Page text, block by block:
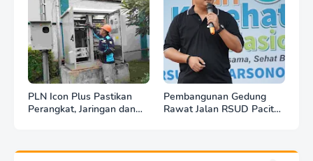
PLN Icon Plus Pastikan
Perangkat, Jaringan dan
Pembangunan Gedung
Rawat Jalan RSUD Pacitan